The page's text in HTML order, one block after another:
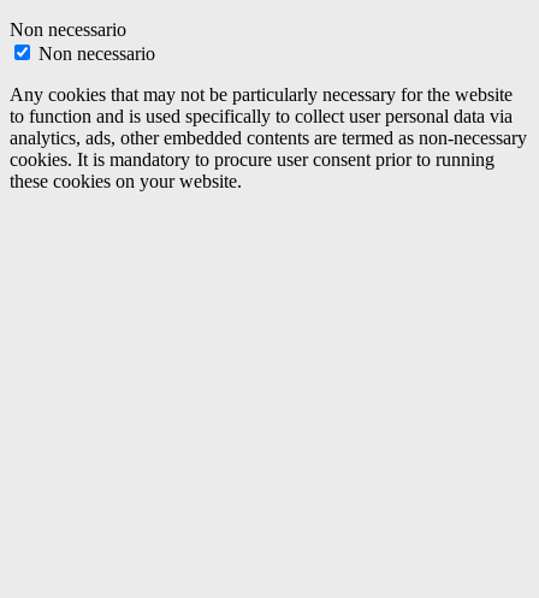
Non necessario
Non necessario
Any cookies that may not be particularly necessary for the website
to function and is used specifically to collect user personal data via
analytics, ads, other embedded contents are termed as non-necessary
cookies. It is mandatory to procure user consent prior to running
these cookies on your website.